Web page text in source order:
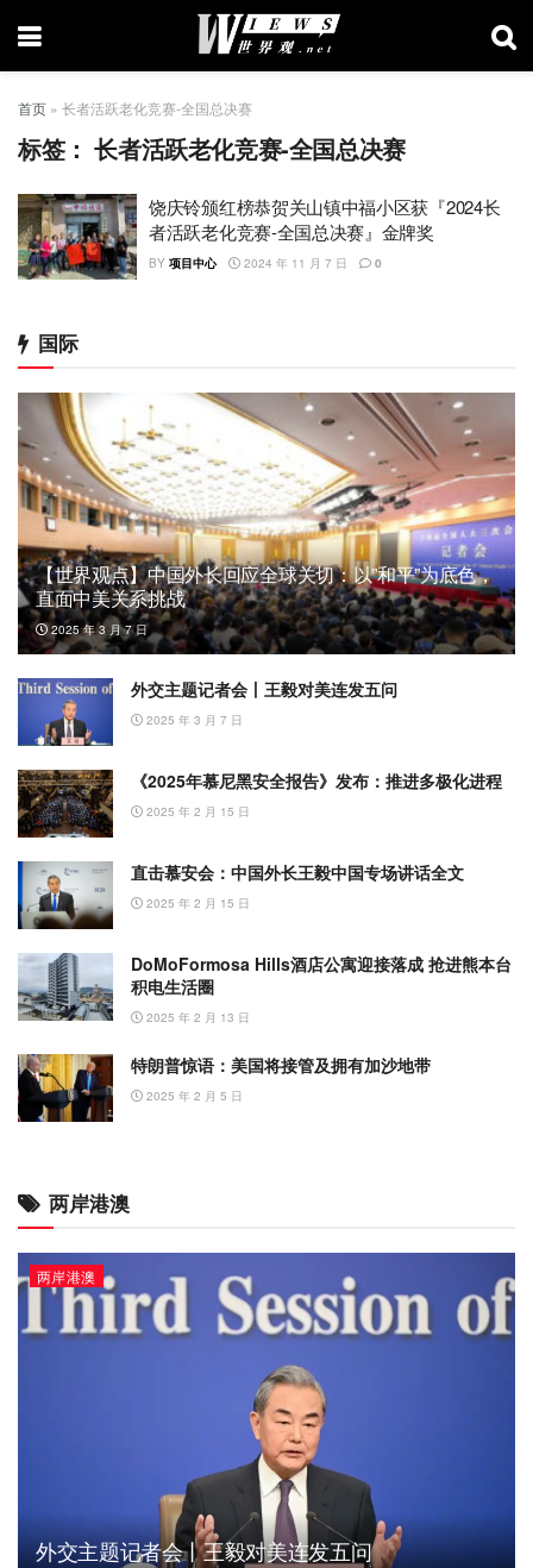
首页 » 长者活跃老化竞赛-全国总决赛
标签：长者活跃老化竞赛-全国总决赛
饶庆铃颁红榜恭贺关山镇中福小区获『2024长
者活跃老化竞赛-全国总决赛』金牌奖
BY 项目中心 2024 年 11 月 7 日 0
国际
【世界观点】中国外长回应全球关切：以”和平”为底色，
直面中美关系挑战
2025 年 3 月 7 日
外交主题记者会丨王毅对美连发五问
2025 年 3 月 7 日
《2025年慕尼黑安全报告》发布：推进多极化进程
2025 年 2 月 15 日
直击慕安会：中国外长王毅中国专场讲话全文
2025 年 2 月 15 日
DoMoFormosa Hills酒店公寓迎接落成 抢进熊本台
积电生活圈
2025 年 2 月 13 日
特朗普惊语：美国将接管及拥有加沙地带
2025 年 2 月 5 日
两岸港澳
两岸港澳
外交主题记者会丨王毅对美连发五问